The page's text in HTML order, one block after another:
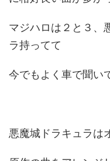
マジハロは２と３、
ラ持ってて
今でもよく車で聞
悪魔城ドラキュラは